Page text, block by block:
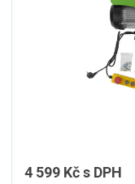
4 599 Kč s DPH